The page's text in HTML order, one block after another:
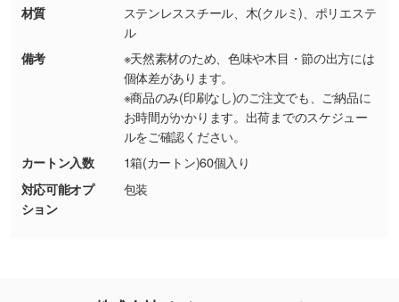
シンプルな背景のデータや、使いたいキャラク
り抜き処理が可能です。→詳しく見る
・持っているデータの背景が足りない／塗り足
しの作り方が分からない
印刷したいデータが印刷範囲よりも小さい場
合、シンプルな色・柄の背景であれば拡張が可
能です。→
詳しく見る
材質
ステンレススチール、木(クルミ)、ポリエステ
ル
備考
※天然素材のため、色味や木目・節の出方には
個体差があります。
※商品のみ(印刷なし)のご注文でも、ご納品に
お時間がかかります。出荷までのスケジュー
ルをご確認ください。
カートン入数
1箱(カートン)60個入り
対応可能オプ
ション
包装